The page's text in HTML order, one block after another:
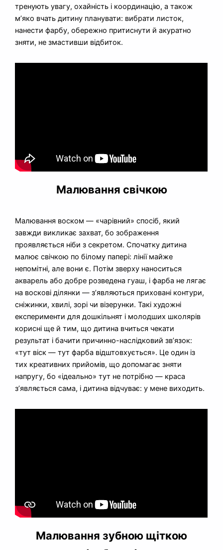
тренують увагу, охайність і координацію, а також
м’яко вчать дитину планувати: вибрати листок,
нанести фарбу, обережно притиснути й акуратно
зняти, не змастивши відбиток.
Малювання свічкою
Малювання воском — «чарівний» спосіб, який
завжди викликає захват, бо зображення
проявляється ніби з секретом. Спочатку дитина
малює свічкою по білому папері: лінії майже
непомітні, але вони є. Потім зверху наноситься
акварель або добре розведена гуаш, і фарба не лягає
на воскові ділянки — з’являються приховані контури,
сніжинки, хвилі, зорі чи візерунки. Такі художні
експерименти для дошкільнят і молодших школярів
корисні ще й тим, що дитина вчиться чекати
результат і бачити причинно-наслідковий зв’язок:
«тут віск — тут фарба відштовхується». Це один із
тих креативних прийомів, що допомагає зняти
напругу, бо «ідеально» тут не потрібно — краса
з’являється сама, і дитина відчуває: у мене виходить.
Малювання зубною щіткою